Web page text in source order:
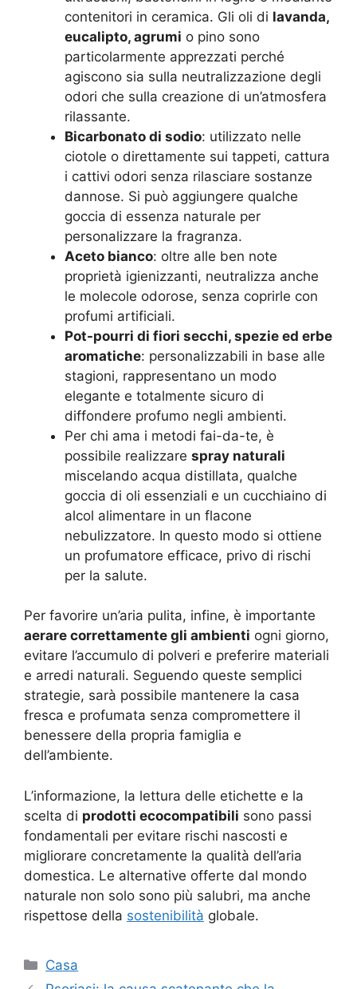
contenitori in ceramica. Gli oli di lavanda,
eucalipto, agrumi o pino sono
particolarmente apprezzati perché
agiscono sia sulla neutralizzazione degli
odori che sulla creazione di un’atmosfera
rilassante.
Bicarbonato di sodio: utilizzato nelle
ciotole o direttamente sui tappeti, cattura
i cattivi odori senza rilasciare sostanze
dannose. Si può aggiungere qualche
goccia di essenza naturale per
personalizzare la fragranza.
Aceto bianco: oltre alle ben note
proprietà igienizzanti, neutralizza anche
le molecole odorose, senza coprirle con
profumi artificiali.
Pot-pourri di fiori secchi, spezie ed erbe
aromatiche: personalizzabili in base alle
stagioni, rappresentano un modo
elegante e totalmente sicuro di
diffondere profumo negli ambienti.
Per chi ama i metodi fai-da-te, è
possibile realizzare spray naturali
miscelando acqua distillata, qualche
goccia di oli essenziali e un cucchiaino di
alcol alimentare in un flacone
nebulizzatore. In questo modo si ottiene
un profumatore efficace, privo di rischi
per la salute.
Per favorire un’aria pulita, infine, è importante
aerare correttamente gli ambienti ogni giorno,
evitare l’accumulo di polveri e preferire materiali
e arredi naturali. Seguendo queste semplici
strategie, sarà possibile mantenere la casa
fresca e profumata senza compromettere il
benessere della propria famiglia e
dell’ambiente.
L’informazione, la lettura delle etichette e la
scelta di prodotti ecocompatibili sono passi
fondamentali per evitare rischi nascosti e
migliorare concretamente la qualità dell’aria
domestica. Le alternative offerte dal mondo
naturale non solo sono più salubri, ma anche
rispettose della sostenibilità globale.
Categorie
Casa